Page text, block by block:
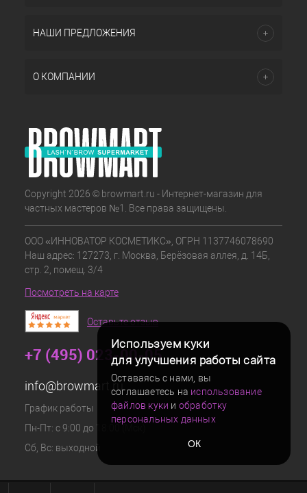
Используем куки
для улучшения работы сайта
Оставаясь с нами, вы
соглашаетесь на использование
файлов куки и обработку
персональных данных
ОК
НАШИ ПРЕДЛОЖЕНИЯ
О КОМПАНИИ
Copyright 2026 © browmart.ru - Интернет-магазин для
частных мастеров №1. Все права защищены.
ООО «ИННОВАТОР КОСМЕТИКС», ОГРН 1137746078690
Наш адрес: 127273, г. Москва, Берёзовая аллея, д. 14Б,
стр. 2, помещ. 3/4
Посмотреть на карте
Оставьте отзыв
+7 (495) 023-00-05
info@browmart.ru
График работы
Пн-Пт: с 9:00 до 18:00 (Мск)
Сб, Вс: выходной